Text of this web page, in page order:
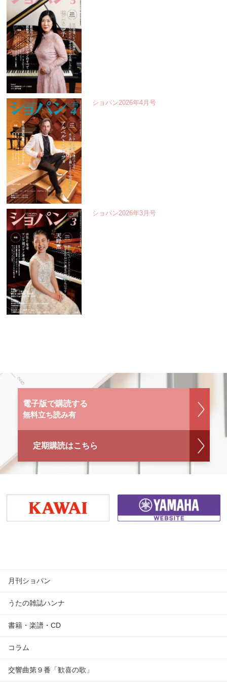
ショパン2026年4月号
ショパン2026年3月号
電子版で購読する
無料立ち読み有
定期購読はこちら
月刊ショパン
うたの雑誌ハンナ
書籍・楽譜・CD
コラム
交響曲第９番「歓喜の歌」